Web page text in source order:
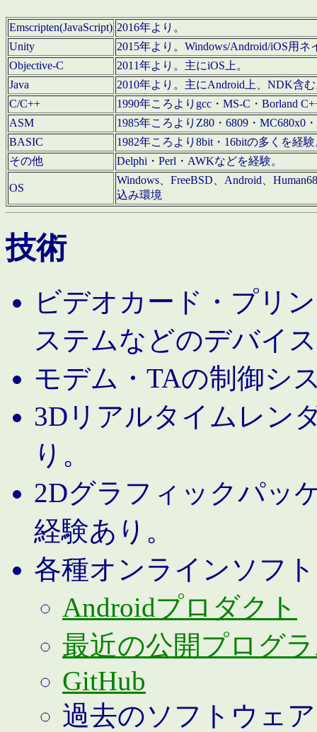
Emscripten(JavaScript) 2016年より。
Unity
2015年より。Windows/Android/iOS用
Objective-C
2011年より。主にiOS上。
Java
2010年より。主にAndroid上、NDK含
C/C++
1990年ころよりgcc・MS-C・Borland
ASM
1985年ころよりZ80・6809・MC680x0
BASIC
1982年ころより8bit・16bitの多くを経
その他
Delphi・Perl・AWKなどを経験。
OS
Windows、FreeBSD、Android、
込み環境
技術
ビデオカード・プリ
ステムなどのデバイ
モデム・TAの制御シ
3Dリアルタイムレン
り。
2Dグラフィックパッ
経験あり。
各種オンラインソフ
Androidプロダクト
最近の公開プログ
GitHub
過去のソフトウェア